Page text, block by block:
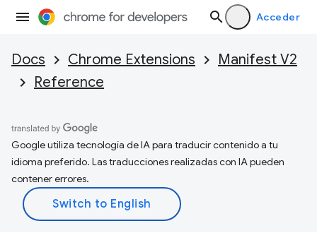
Acceder
Docs Chrome Extensions
Manifest V2
Reference
Google utiliza tecnología de IA para traducir contenido a tu
idioma preferido. Las traducciones realizadas con IA pueden
contener errores.